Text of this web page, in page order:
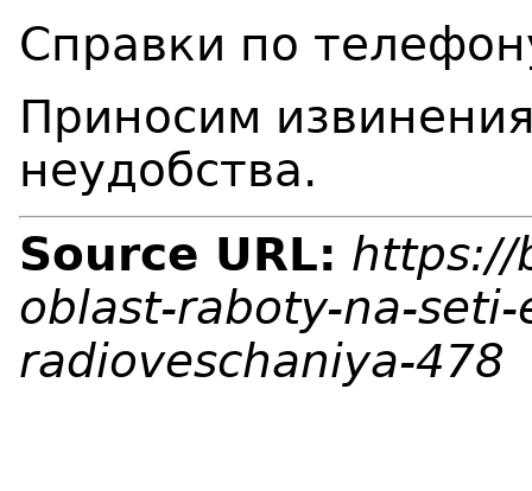
Справки по
Приносим
неудобства.
Source URL: https://
oblast-raboty-na-
radioveschaniya-478